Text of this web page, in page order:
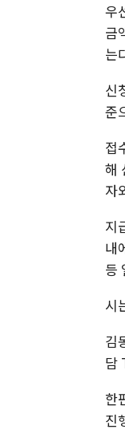
우
금
는
신
준
접
해
자
지
내
등
시
김
담
한
진